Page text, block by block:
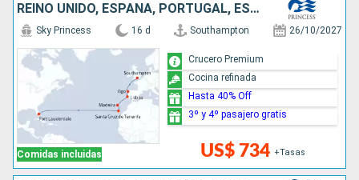
REINO UNIDO, ESPAÑA, PORTUGAL, ESTADOS UNIDOS
Comidas incluidas
Sky Princess 16 d Southampton 26/10/2027
US$ 734 +Tasas
Crucero Premium
Cocina refinada
Hasta 40% Off
3º y 4º pasajero gratis